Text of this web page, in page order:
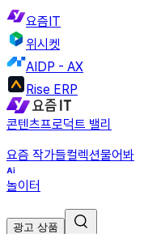
요즘IT
위시켓
AIDP - AX
Rise ERP
콘텐츠프로덕트 밸리
요즘 작가들컬렉션물어봐
놀이터
광고 상품